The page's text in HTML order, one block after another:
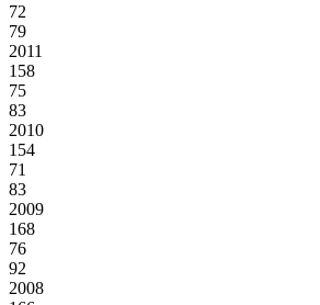
72
79
2011
158
75
83
2010
154
71
83
2009
168
76
92
2008